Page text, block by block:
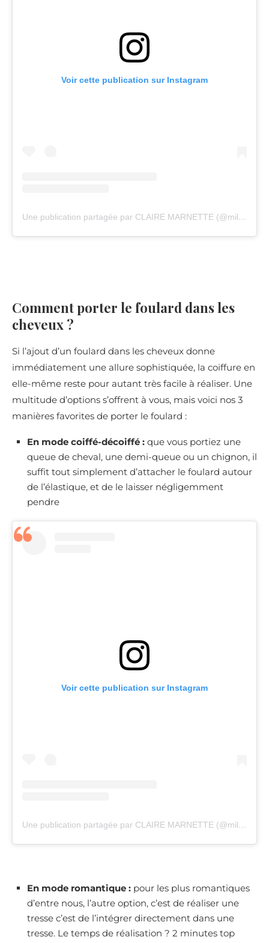
Voir cette publication sur Instagram
Une publication partagée par CLAIRE MARNETTE (@milkywaysblueyes)
Comment porter le foulard dans les
cheveux ?
Si l’ajout d’un foulard dans les cheveux donne
immédiatement une allure sophistiquée, la coiffure en
elle-même reste pour autant très facile à réaliser. Une
multitude d’options s’offrent à vous, mais voici nos 3
manières favorites de porter le foulard :
En mode coiffé-décoiffé : que vous portiez une
queue de cheval, une demi-queue ou un chignon, il
suffit tout simplement d’attacher le foulard autour
de l’élastique, et de le laisser négligemment
pendre
Voir cette publication sur Instagram
Une publication partagée par CLAIRE MARNETTE (@milkywaysblueyes)
En mode romantique : pour les plus romantiques
d’entre nous, l’autre option, c’est de réaliser une
tresse c’est de l’intégrer directement dans une
tresse. Le temps de réalisation ? 2 minutes top